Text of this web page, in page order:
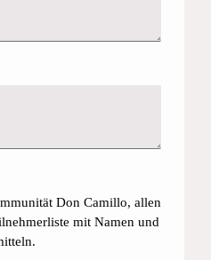
Don Camillo, allen
mit Namen und